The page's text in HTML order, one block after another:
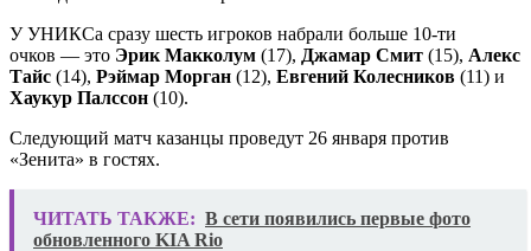
У УНИКСа сразу шесть игроков набрали больше 10-ти
очков — это Эрик Макколум (17), Джамар Смит (15), Алекс
Тайс (14), Рэймар Морган (12), Евгений Колесников (11) и
Хаукур Палссон (10).
Следующий матч казанцы проведут 26 января против
«Зенита» в гостях.
ЧИТАТЬ ТАКЖЕ: ​В сети появились первые фото
обновленного KIA Rio